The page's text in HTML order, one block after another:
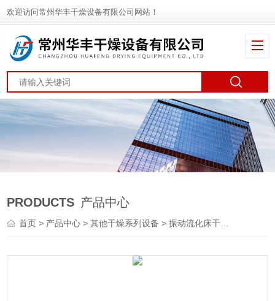
欢迎访问常州华丰干燥设备有限公司网站！
PRODUCTS 产品中心
首页> 产品中心 >其他干燥系列设备 >振动流化床干燥机